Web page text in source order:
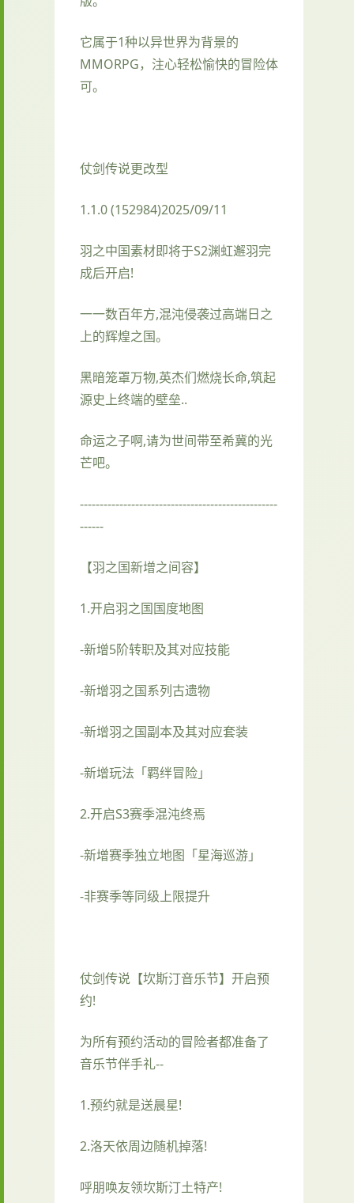
它属于1种以异世界为背景的
MMORPG，注心轻松愉快的冒险体
可。
仗剑传说更改型
1.1.0 (152984)2025/09/11
羽之中国素材即将于S2渊虹邂羽完
成后开启!
一一数百年方,混沌侵袭过高端日之
上的辉煌之国。
黑暗笼罩万物,英杰们燃烧长命,筑起
源史上终端的壁垒..
命运之子啊,请为世间带至希冀的光
芒吧。
--------------------------------------------------
------
【羽之国新增之间容】
1.开启羽之国国度地图
-新增5阶转职及其对应技能
-新增羽之国系列古遗物
-新增羽之国副本及其对应套装
-新增玩法「羁绊冒险」
2.开启S3赛季混沌终焉
-新增赛季独立地图「星海巡游」
-非赛季等同级上限提升
仗剑传说【坎斯汀音乐节】开启预
约!
为所有预约活动的冒险者都准备了
音乐节伴手礼--
1.预约就是送晨星!
2.洛天依周边随机掉落!
呼朋唤友领坎斯汀土特产!